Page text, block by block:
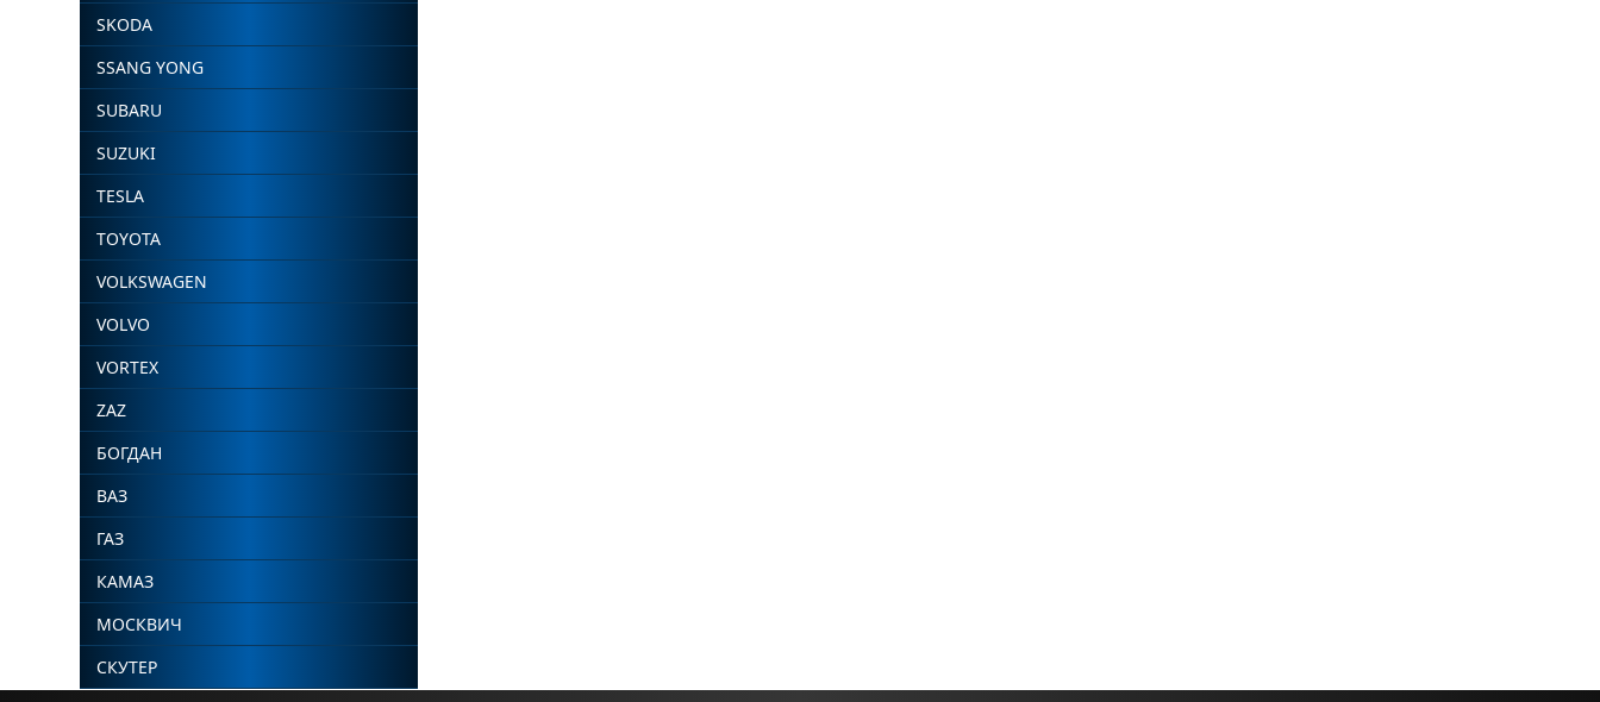
SKODA
SSANG YONG
SUBARU
SUZUKI
TESLA
TOYOTA
VOLKSWAGEN
VOLVO
VORTEX
ZAZ
БОГДАН
ВАЗ
ГАЗ
КАМАЗ
МОСКВИЧ
СКУТЕР